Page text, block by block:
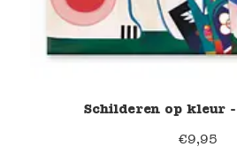
Schilderen op kleur
€9,95